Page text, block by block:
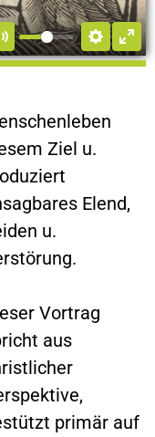
Ziel u.
Elend,
u.
Vortrag
aus
primär auf